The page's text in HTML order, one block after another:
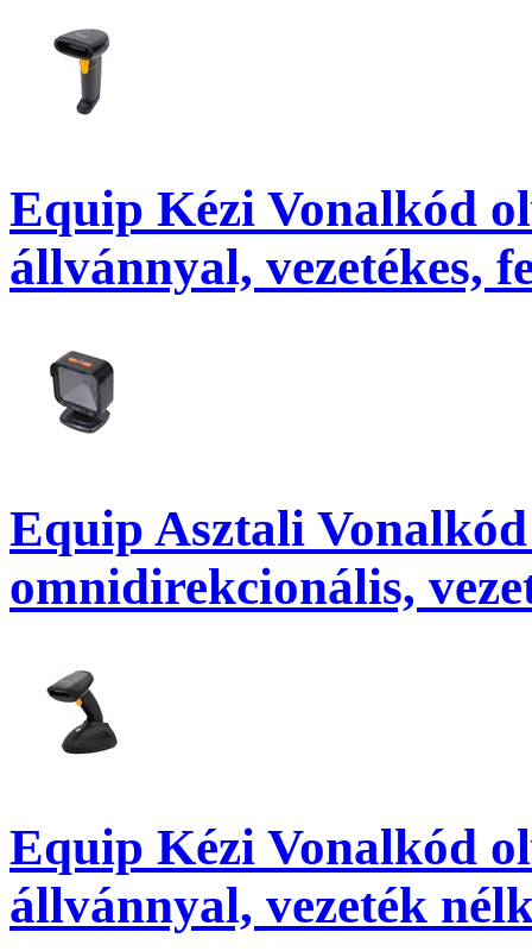
Equip Kézi Vonalkód
állvánnyal, vezetékes,
Equip Asztali
omnidirekcionális,
Equip Kézi Vonalkód
állvánnyal, vezeték